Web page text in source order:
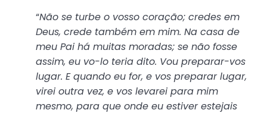
“Não se turbe o vosso coração; credes em
Deus, crede também em mim. Na casa de
meu Pai há muitas moradas; se não fosse
assim, eu vo-lo teria dito. Vou preparar-vos
lugar. E quando eu for, e vos preparar lugar,
virei outra vez, e vos levarei para mim
mesmo, para que onde eu estiver estejais